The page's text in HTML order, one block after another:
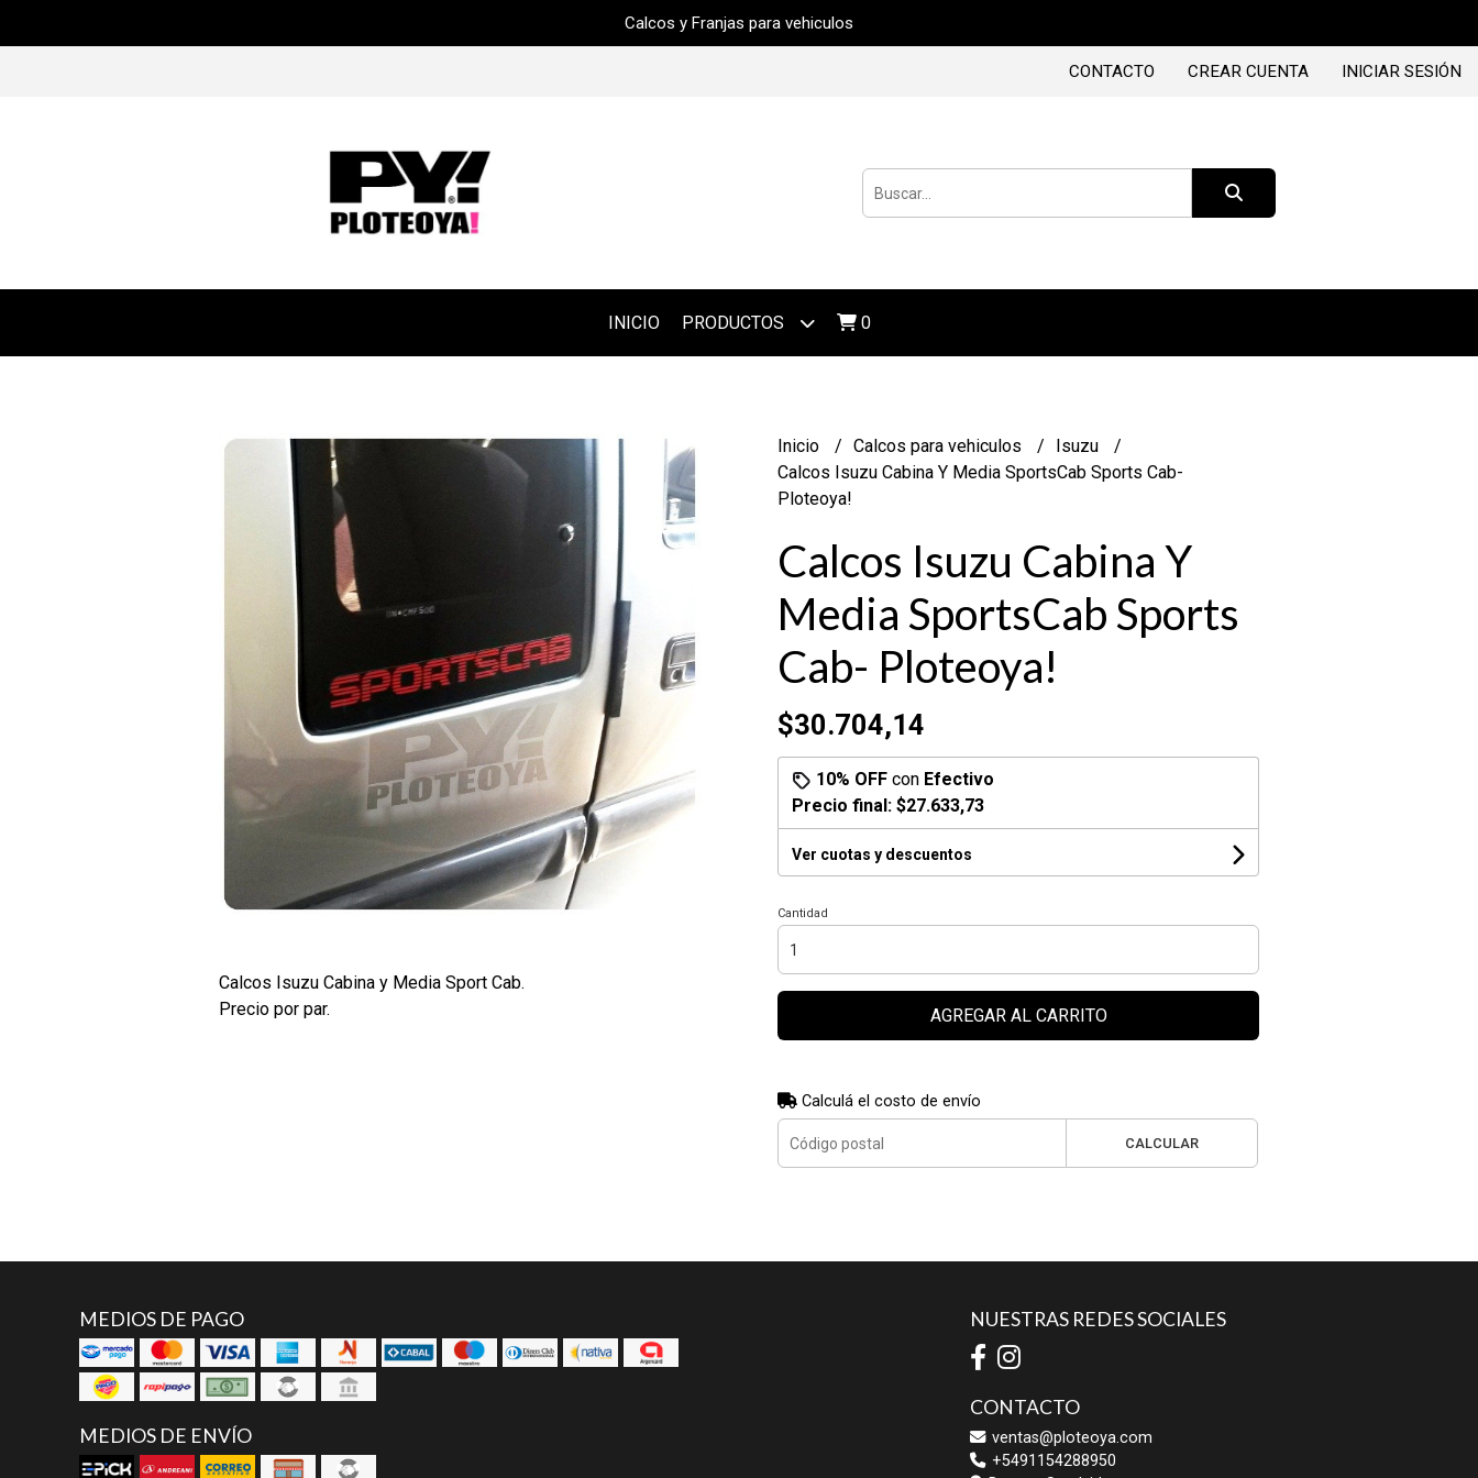
Calcos y Franjas para vehiculos
CONTACTO CREAR CUENTA INICIAR SESIÓN
INICIO PRODUCTOS 0
Calcos Isuzu Cabina y Media Sport Cab.
Precio por par.
Inicio Calcos para vehiculos
Isuzu
Calcos Isuzu Cabina Y Media SportsCab Sports Cab-
Ploteoya!
Calcos Isuzu Cabina Y
Media SportsCab Sports
Cab- Ploteoya!
$30.704,14
10% OFF con Efectivo
Precio final: $27.633,73
Ver cuotas y descuentos
Cantidad
AGREGAR AL CARRITO
Calculá el costo de envío
CALCULAR
MEDIOS DE PAGO
MEDIOS DE ENVÍO
NUESTRAS REDES SOCIALES
CONTACTO
ventas@ploteoya.com
+5491154288950